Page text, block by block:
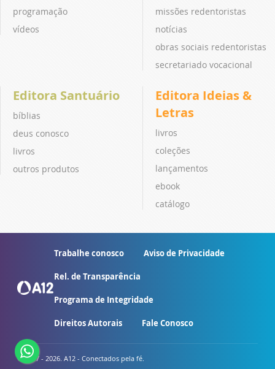
programação
vídeos
missões redentoristas
notícias
obras sociais redentoristas
secretariado vocacional
Editora Santuário
bíblias
deus conosco
livros
outros produtos
Editora Ideias &
Letras
livros
coleções
lançamentos
ebook
catálogo
Trabalhe conosco Aviso de Privacidade
Rel. de Transparência
Programa de Integridade
Direitos Autorais Fale Conosco
© 2007 - 2026. A12 - Conectados pela fé.